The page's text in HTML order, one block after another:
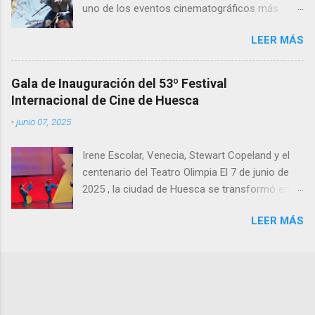
uno de los eventos cinematográficos más
saga dirigida por James Cameron ha vuelto a
atraer al gran público a las salas, con cifras de
taquilla sólidas y un impacto notable en
mercados europeos clave como Francia y
LEER MÁS
Gala de Inauguración del 53º Festival
Internacional de Cine de Huesca
-junio 07, 2025
Irene Escolar, Venecia, Stewart Copeland y el
centenario del Teatro Olimpia El 7 de junio de
2025 , la ciudad de Huesca se transformó en
inauguración de la 53ª edición del FestivalLEER MÁS